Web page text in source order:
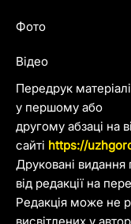
Передрук
у першому або
другому абзаці на
сайті https://
Друковані
від редакції на
Редакція може не
висвітлених у
Фото
Відео